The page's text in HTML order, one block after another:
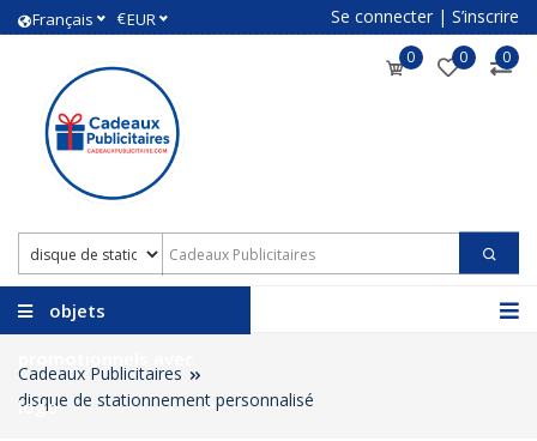
Français €EUR Se connecter | S’inscrire
0 0 0
objets
logo
Cadeaux Publicitaires
disque de stationnement personnalisé